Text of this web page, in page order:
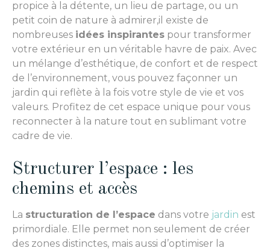
propice à la détente, un lieu de partage, ou un
petit coin de nature à admirer,il existe de
nombreuses idées inspirantes pour transformer
votre extérieur en un véritable havre de paix. Avec
un mélange d’esthétique, de confort et de respect
de l’environnement, vous pouvez façonner un
jardin qui reflète à la fois votre style de vie et vos
valeurs. Profitez de cet espace unique pour vous
reconnecter à la nature tout en sublimant votre
cadre de vie.
Structurer l’espace : les
chemins et accès
La structuration de l’espace dans votre jardin est
primordiale. Elle permet non seulement de créer
des zones distinctes, mais aussi d’optimiser la